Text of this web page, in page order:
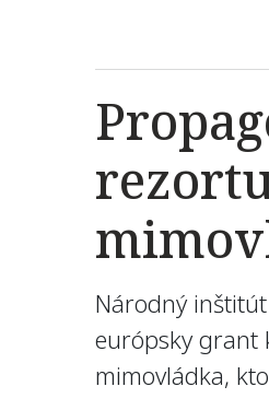
Národný
európsky grant
mimovládka,